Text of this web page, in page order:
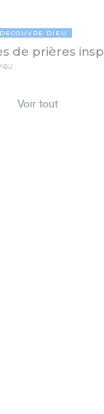
DIEU
de prières
Voir tout